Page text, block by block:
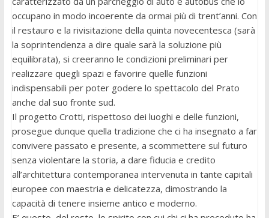
occupano in modo incoerente da ormai più di trent’anni. Con
il restauro e la rivisitazione della quinta novecentesca (sarà
la soprintendenza a dire quale sarà la soluzione più
equilibrata), si creeranno le condizioni preliminari per
realizzare quegli spazi e favorire quelle funzioni
indispensabili per poter godere lo spettacolo del Prato
anche dal suo fronte sud.
Il progetto Crotti, rispettoso dei luoghi e delle funzioni,
prosegue dunque quella tradizione che ci ha insegnato a far
convivere passato e presente, a scommettere sul futuro
senza violentare la storia, a dare fiducia e credito
all’architettura contemporanea intervenuta in tante capitali
europee con maestria e delicatezza, dimostrando la
capacità di tenere insieme antico e moderno.